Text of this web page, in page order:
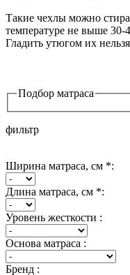
Такие чехлы можно
температуре не выше 30-
Гладить утюгом их
Подбор матраса
фильтр
Ширина матраса, см *:
Длина матраса, см *:
Уровень жесткости :
Основа матраса :
Бренд :